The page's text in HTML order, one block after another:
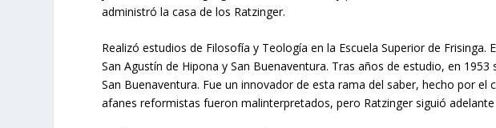
administró la casa de los Ratzinger.
Realizó estudios de Filosofía y Teología en la Escuela Superior de Frisinga.
San Agustín de Hipona y San Buenaventura. Tras años de estudio, en
San Buenaventura. Fue un innovador de esta rama del saber, hecho por el
afanes reformistas fueron malinterpretados, pero Ratzinger siguió